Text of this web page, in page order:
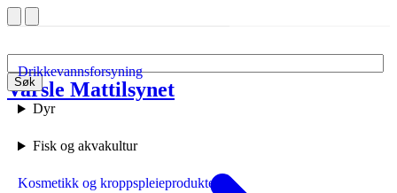
Søk
Drikkevannsforsyning
Dyr
Fisk og akvakultur
Kosmetikk og kroppspleieprodukter
Forside
Varsle Mattilsynet